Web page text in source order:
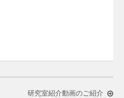
研究室紹介動画のご紹介